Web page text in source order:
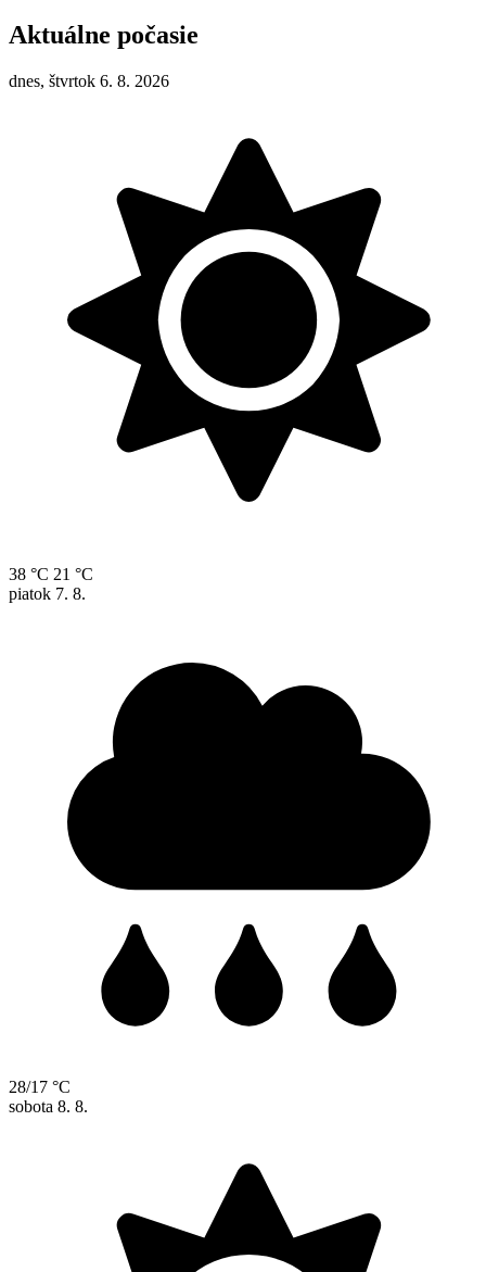
Aktuálne počasie
dnes, štvrtok 6. 8. 2026
38 °C 21 °C
piatok 7. 8.
28/17 °C
sobota 8. 8.